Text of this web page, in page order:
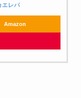
エレバ
Amazon